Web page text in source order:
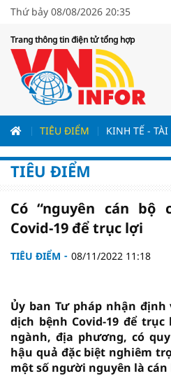
Thứ bảy 08/08/2026 20:35
Trang thông tin điện tử tổng hợp
TIÊU ĐIỂM KINH TẾ -
TIÊU ĐIỂM
Có “nguyên cán bộ
Covid-19 để trục lợi
TIÊU ĐIỂM 08/11/2022 11:18
Ủy ban Tư pháp nhận
dịch bệnh Covid-19 để
ngành, địa phương, có
hậu quả đặc biệt nghiêm
một số người nguyên là cán